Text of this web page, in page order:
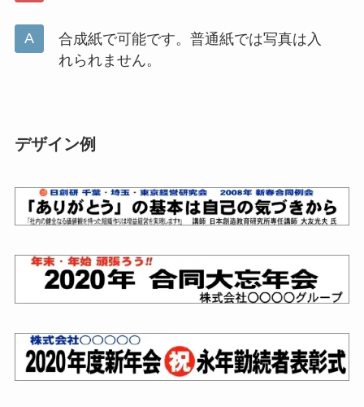
合成紙で可能です。普通紙では写真は入
れられません。
デザイン例